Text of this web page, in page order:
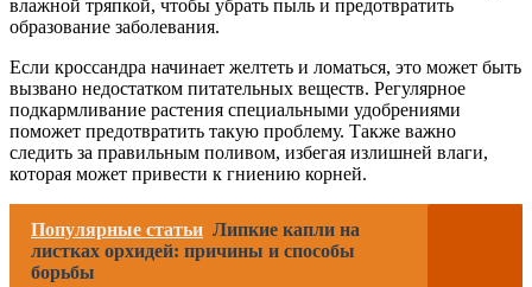
влажной тряпкой, чтобы убрать пыль и предотвратить
образование заболевания.
Если кроссандра начинает желтеть и ломаться, это может быть
вызвано недостатком питательных веществ. Регулярное
подкармливание растения специальными удобрениями
поможет предотвратить такую проблему. Также важно
следить за правильным поливом, избегая излишней влаги,
которая может привести к гниению корней.
Популярные статьи Липкие капли на
листках орхидей: причины и способы
борьбы